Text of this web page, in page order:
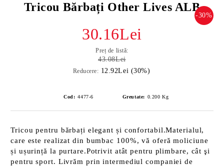
Tricou Bărbați Other Lives ALB
-30%
30.16Lei
Preț de listă:
43.08Lei
Reducere: 12.92Lei (30%)
Cod: 4477-6 Greutate: 0.200 Kg
Tricou pentru bărbați elegant și confortabil.Materialul,
care este realizat din bumbac 100%, vă oferă moliciune
și ușurință la purtare.Potrivit atât pentru plimbare, cât şi
pentru sport. Livrăm prin intermediul companiei de